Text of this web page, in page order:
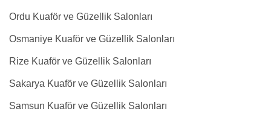
Ordu Kuaför ve Güzellik Salonları
Osmaniye Kuaför ve Güzellik Salonları
Rize Kuaför ve Güzellik Salonları
Sakarya Kuaför ve Güzellik Salonları
Samsun Kuaför ve Güzellik Salonları